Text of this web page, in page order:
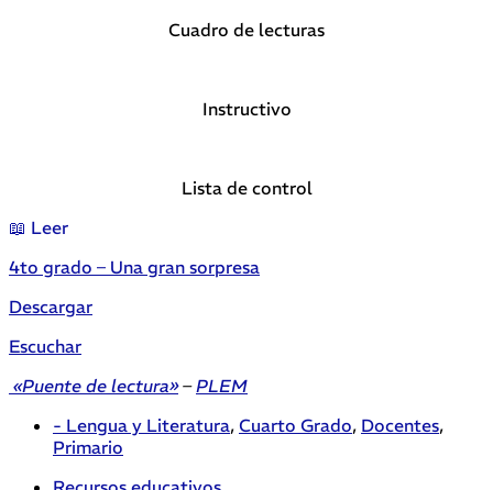
Cuadro de lecturas
Instructivo
Lista de control
📖 Leer
4to grado – Una gran sorpresa
Descargar
Escuchar
«Puente de lectura»–PLEM
- Lengua y Literatura, Cuarto Grado, Docentes,
Primario